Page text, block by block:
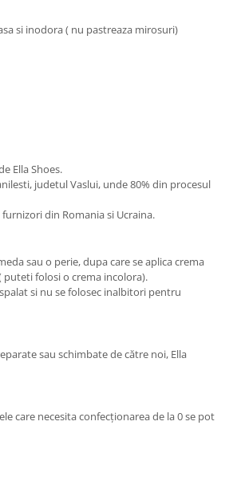
si inodora ( nu pastreaza mirosuri)
Ella Shoes.
judetul Vaslui, unde 80% din procesul
din Romania si Ucraina.
sau o perie, dupa care se aplica crema
folosi o crema incolora).
si nu se folosec inalbitori pentru
sau schimbate de către noi, Ella
care necesita confecționarea de la 0 se pot